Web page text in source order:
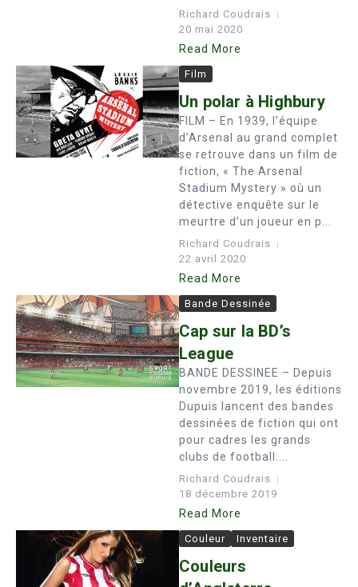
Richard Coudrais
20 mai 2020
Read More
Film
Un polar à Highbury
FILM – En 1939, l’équipe
d’Arsenal au grand complet
se retrouve dans un film de
fiction, « The Arsenal
Stadium Mystery » où un
détective enquête sur le
meurtre d’un joueur en p...
Richard Coudrais
22 avril 2020
Read More
Bande Dessinée
Cap sur la BD’s
League
BANDE DESSINEE – Depuis
novembre 2019, les éditions
Dupuis lancent des bandes
dessinées de fiction qui ont
pour cadres les grands
clubs de football....
Richard Coudrais
18 décembre 2019
Read More
Couleur Inventaire
Couleurs